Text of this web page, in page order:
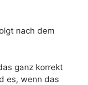
nach dem
ganz korrekt
es, wenn das